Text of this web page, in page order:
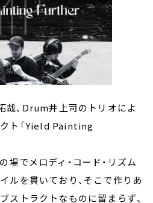
哉、Drum井上司のトリオによ
ト「Yield Painting
場でメロディ・コード・リズム
ルを貫いており、そこで作りあ
ストラクトなものに留まらず、